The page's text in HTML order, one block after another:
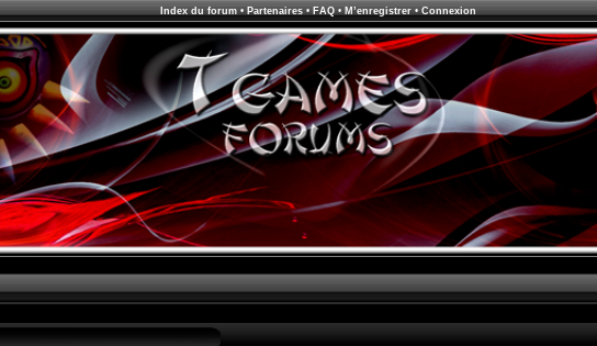
Index du forum• Partenaires• FAQ• M’enregistrer• Connexion